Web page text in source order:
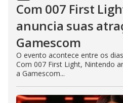
Com 007 First
anuncia suas
Gamescom
O evento acontece entre os
Com 007 First Light, Nintendo
a Gamescom...